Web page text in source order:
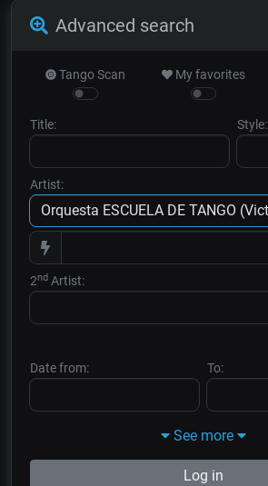
Advanced search
Tango Scan My favorites
Title: Style:
Artist:
2nd Artist:
Date from: To:
See more
Log in